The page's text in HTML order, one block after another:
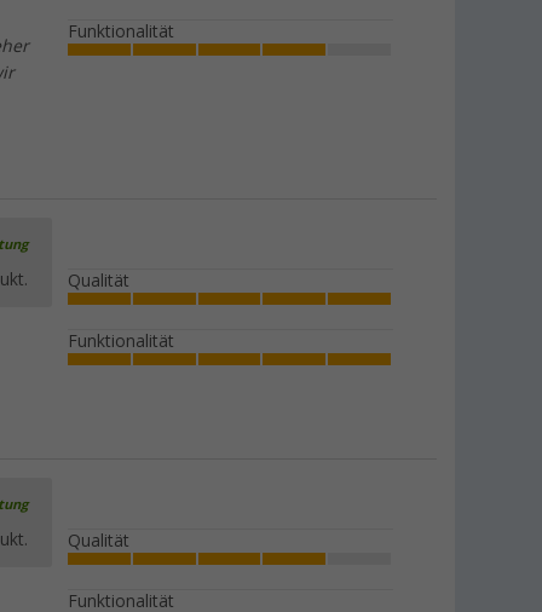
Berger Zeltspannring, 10er-Pack
5,99€UVP7,99 €
Funktionalität
Qualität
Funktionalität
Qualität
Funktionalität